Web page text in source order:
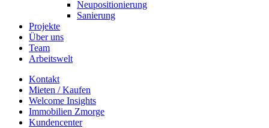
Neupositionierung
Sanierung
Projekte
Über uns
Team
Arbeitswelt
Kontakt
Mieten / Kaufen
Welcome Insights
Immobilien Zmorge
Kundencenter